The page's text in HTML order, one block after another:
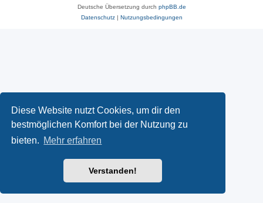
Diese Website nutzt Cookies, um dir den
bestmöglichen Komfort bei der Nutzung zu
bieten. Mehr erfahren
Verstanden!
Deutsche Übersetzung durch phpBB.de
Datenschutz| Nutzungsbedingungen